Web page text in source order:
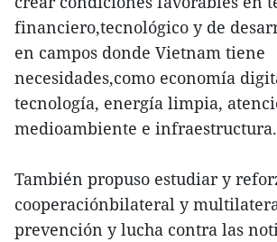
financiero,tecnológico y de
en campos donde Vietnam tiene
necesidades,como economía
tecnología, energía limpia,
medioambiente e infraestructura.
También propuso estudiar y
cooperaciónbilateral y
prevención y lucha contra las